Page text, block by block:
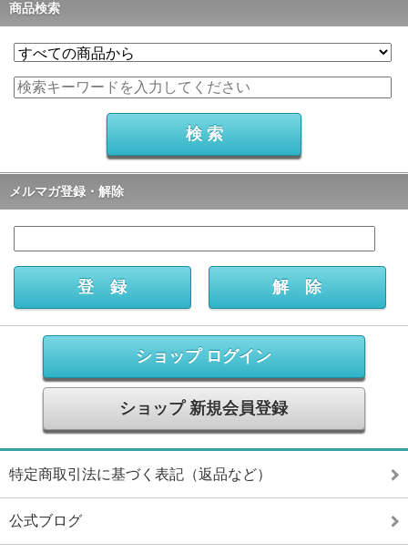
商品検索
メルマガ登録・解除
ショップ ログイン
ショップ 新規会員登録
特定商取引法に基づく表記（返品など）
公式ブログ